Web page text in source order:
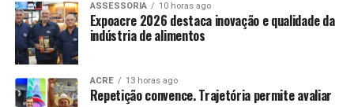
ASSESSORIA 10 horas ago
Expoacre 2026 destaca inovação e qualidade da
indústria de alimentos
ACRE 13 horas ago
Repetição convence. Trajetória permite avaliar